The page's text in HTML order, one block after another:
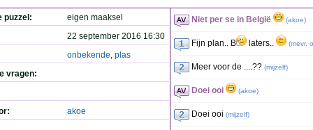
puzzel:
eigen maaksel
22 september 2016 16:30
onbekende, plas
vragen:
akoe
Niet per se in België (akoe)
Fijn plan.. B laters.. (mevr.
Meer voor de ....?? (mijzelf)
Doei ooi (akoe)
Doei ooi (mijzelf)